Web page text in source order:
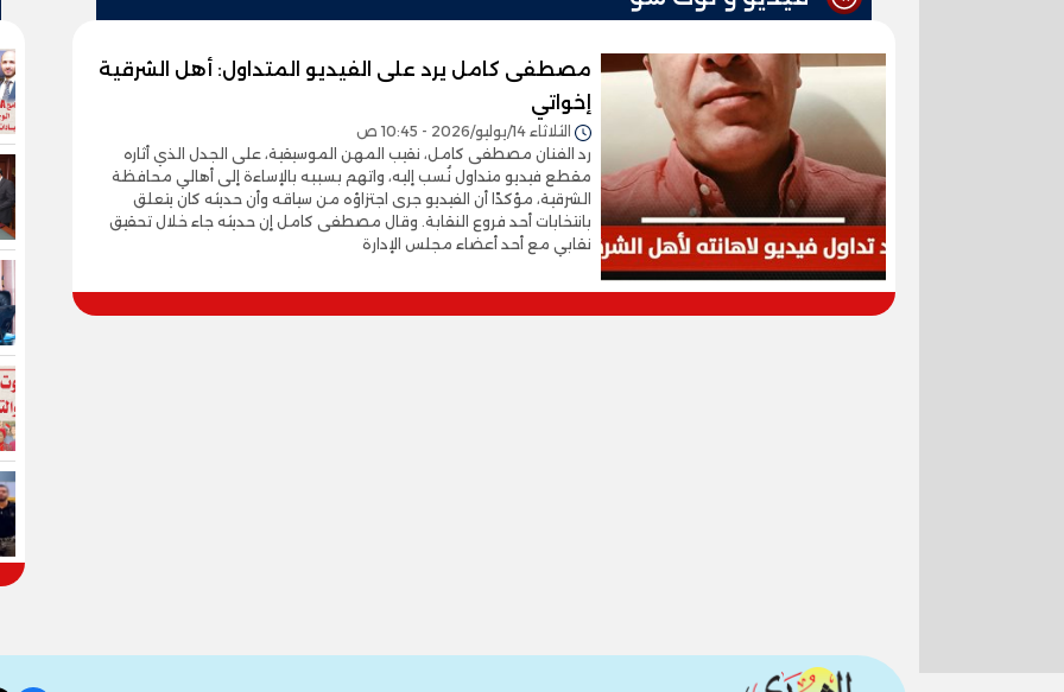
مصطفى كامل يرد على الفيديو المتداول: أهل الشرقية
إخواتي
الثلاثاء 14/يوليو/2026 - 10:45 ص
رد الفنان مصطفى كامل، نقيب المهن الموسيقية، على الجدل الذي أثاره
مقطع فيديو متداول نُسب إليه، واتهم بسببه بالإساءة إلى أهالي محافظة
الشرقية، مؤكدًا أن الفيديو جرى اجتزاؤه من سياقه وأن حديثه كان يتعلق
بانتخابات أحد فروع النقابة. وقال مصطفى كامل إن حديثه جاء خلال تحقيق
نقابي مع أحد أعضاء مجلس الإدارة